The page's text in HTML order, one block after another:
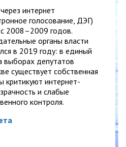
интернет
голосование, ДЭГ)
с 2008–2009 годов.
органы власти
в 2019 году: в единый
выборах депутатов
существует собственная
критикуют интернет-
и слабые
контроля.